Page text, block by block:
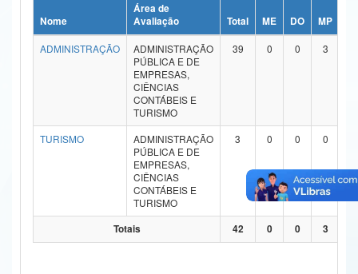
Ministério da Ciência, Tecnologia, Inovações e Comunicações
Ministério do Meio Ambiente
Ministério do Desenvolvimento Regional
Ministério da Mulher, da Família e dos Direitos Humanos
Secretaria de Governo
Nome
Área de
Avaliação
Total ME DO MP
ADMINISTRAÇÃO
ADMINISTRAÇÃO
PÚBLICA E DE
EMPRESAS,
CIÊNCIAS
CONTÁBEIS E
TURISMO
39 0 0 3
TURISMO
ADMINISTRAÇÃO
PÚBLICA E DE
EMPRESAS,
CIÊNCIAS
CONTÁBEIS E
TURISMO
3 0 0 0
Totais 42 0 0 3